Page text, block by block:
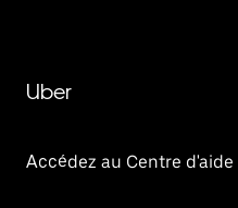
Uber
Accédez au Centre d'aide